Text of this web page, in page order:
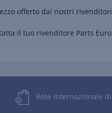
offerto dai nostri
il tuo rivenditore Parts
Rete internazionale